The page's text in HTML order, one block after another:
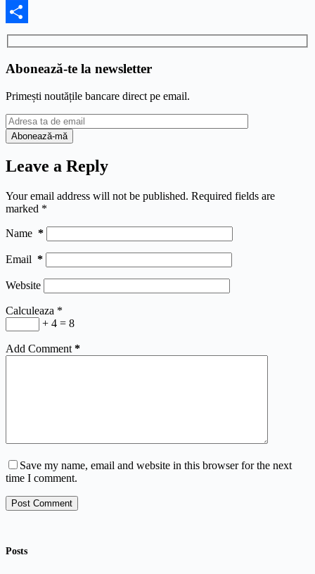
Facebook
Share
Abonează-te la newsletter
Primești noutățile bancare direct pe email.
Leave a Reply
Your email address will not be published. Required fields are
marked *
Name *
Email *
Website
Calculeaza *
+ 4 = 8
Add Comment *
Save my name, email and website in this browser for the next
time I comment.
Post Comment
Posts